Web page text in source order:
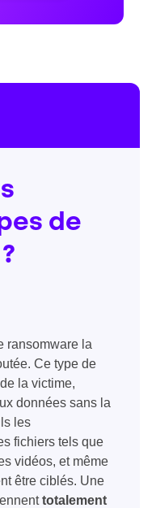
de
ransomware la
Ce type de
de la victime,
données sans la
les
fichiers tels que
vidéos, et même
être ciblés. Une
totalement